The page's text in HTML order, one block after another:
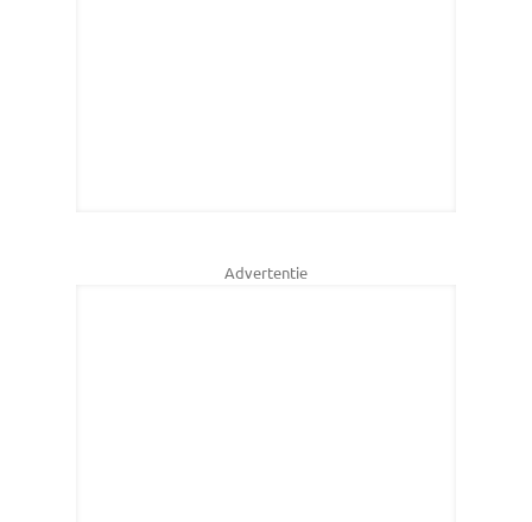
Advertentie